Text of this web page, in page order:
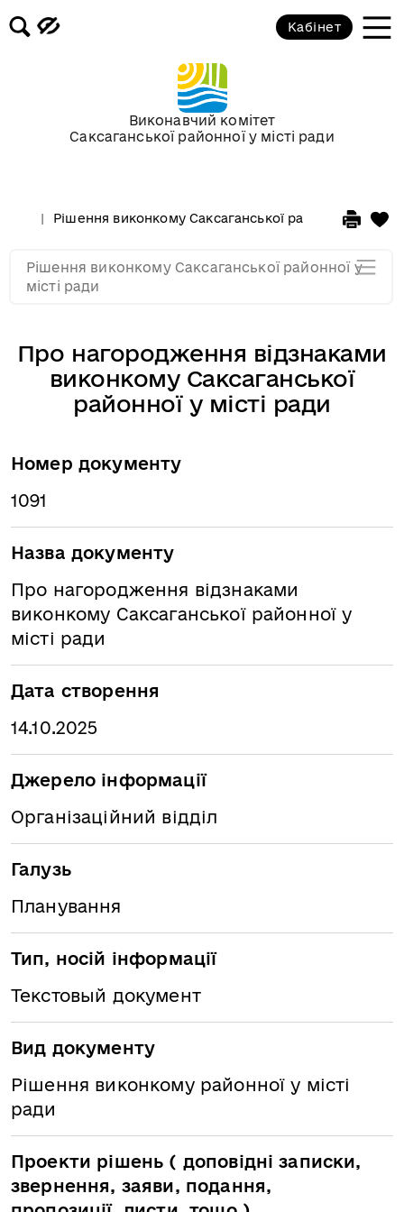
Виконавчий комітет
Саксаганської районної у місті ради
Кабінет
Рішення виконкому Саксаганської районної у місті
Про нагородження відзнаками
виконкому Саксаганської
районної у місті ради
Номер документу
1091
Назва документу
Про нагородження відзнаками
виконкому Саксаганської районної у
місті ради
Дата створення
14.10.2025
Джерело інформації
Організаційний відділ
Галузь
Планування
Тип, носій інформації
Текстовый документ
Вид документу
Рішення виконкому районної у місті
ради
Проекти рішень ( доповідні записки,
звернення, заяви, подання,
Рішення виконкому Саксаганської районної у
місті ради
Засідання за 2015 рік
Засідання за 2014 рік
Засідання за 2013 рік
Засідання за 2011
Засідання за 2010